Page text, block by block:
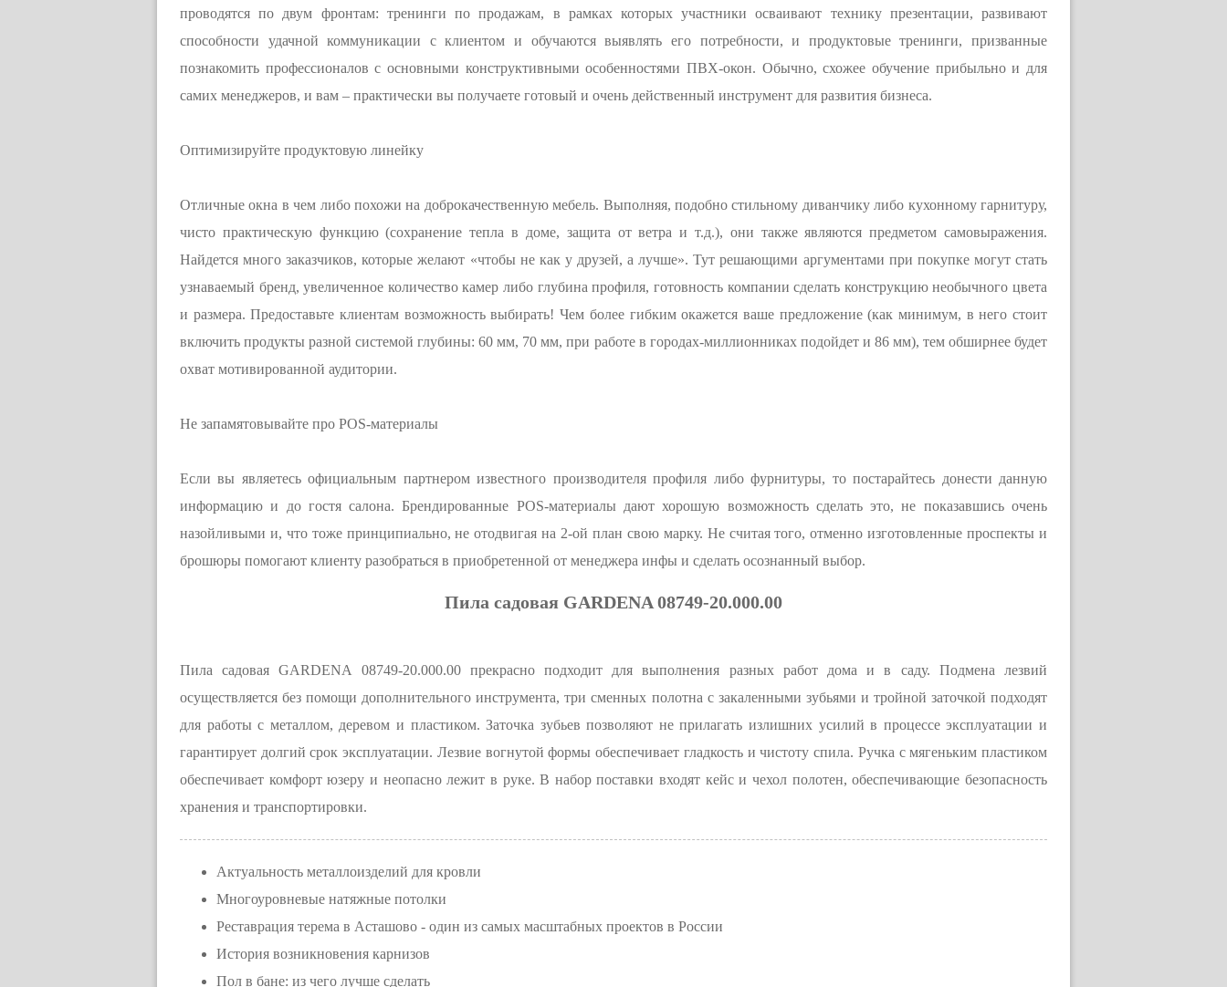
проводятся по двум фронтам: тренинги по продажам, в рамках которых участники осваивают технику презентации, развивают
способности удачной коммуникации с клиентом и обучаются выявлять его потребности, и продуктовые тренинги, призванные
познакомить профессионалов с основными конструктивными особенностями ПВХ-окон. Обычно, схожее обучение прибыльно и для
самих менеджеров, и вам – практически вы получаете готовый и очень действенный инструмент для развития бизнеса.
Оптимизируйте продуктовую линейку
Отличные окна в чем либо похожи на доброкачественную мебель. Выполняя, подобно стильному диванчику либо кухонному гарнитуру,
чисто практическую функцию (сохранение тепла в доме, защита от ветра и т.д.), они также являются предметом самовыражения.
Найдется много заказчиков, которые желают «чтобы не как у друзей, а лучше». Тут решающими аргументами при покупке могут стать
узнаваемый бренд, увеличенное количество камер либо глубина профиля, готовность компании сделать конструкцию необычного цвета
и размера. Предоставьте клиентам возможность выбирать! Чем более гибким окажется ваше предложение (как минимум, в него стоит
включить продукты разной системой глубины: 60 мм, 70 мм, при работе в городах-миллионниках подойдет и 86 мм), тем обширнее будет
охват мотивированной аудитории.
Не запамятовывайте про POS-материалы
Если вы являетесь официальным партнером известного производителя профиля либо фурнитуры, то постарайтесь донести данную
информацию и до гостя салона. Брендированные POS-материалы дают хорошую возможность сделать это, не показавшись очень
назойливыми и, что тоже принципиально, не отодвигая на 2-ой план свою марку. Не считая того, отменно изготовленные проспекты и
брошюры помогают клиенту разобраться в приобретенной от менеджера инфы и сделать осознанный выбор.
Пила садовая GARDENA 08749-20.000.00
Пила садовая GARDENA 08749-20.000.00 прекрасно подходит для выполнения разных работ дома и в саду. Подмена лезвий
осуществляется без помощи дополнительного инструмента, три сменных полотна с закаленными зубьями и тройной заточкой подходят
для работы с металлом, деревом и пластиком. Заточка зубьев позволяют не прилагать излишних усилий в процессе эксплуатации и
гарантирует долгий срок эксплуатации. Лезвие вогнутой формы обеспечивает гладкость и чистоту спила. Ручка с мягеньким пластиком
обеспечивает комфорт юзеру и неопасно лежит в руке. В набор поставки входят кейс и чехол полотен, обеспечивающие безопасность
хранения и транспортировки.
Актуальность металлоизделий для кровли
Многоуровневые натяжные потолки
Реставрация терема в Асташово - один из самых масштабных проектов в России
История возникновения карнизов
Пол в бане: из чего лучше сделать